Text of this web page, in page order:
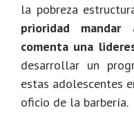
la pobreza
prioridad mandar
comenta una
desarrollar un
estas adolescentes
oficio de la barbería.